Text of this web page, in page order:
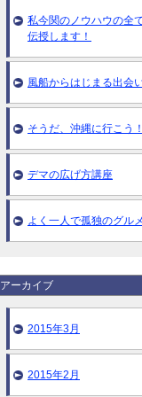
私今関のノウハウの全
伝授します！
風船からはじまる出会
そうだ、沖縄に行こう
デマの広げ方講座
よく一人で孤独のグル
アーカイブ
2015年3月
2015年2月